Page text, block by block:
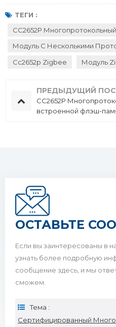
ТЕГИ :
CC2652P
Модуль С Несколькими
Cc2652p Zigbee
Модуль
ПРЕДЫДУЩИЙ
CC2652P
встроенной флэш-
ОСТАВЬТЕ
Если вы заинтересованы в
узнать более подробную
сообщение здесь, и мы
сможем.
Тема :
Сертифицированный